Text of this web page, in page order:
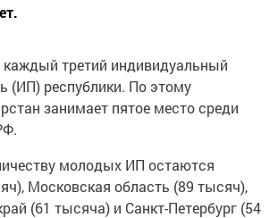
каждый третий индивидуальный
(ИП) республики. По этому
занимает пятое место среди
молодых ИП остаются
Московская область (89 тысяч),
(61 тысяча) и Санкт-Петербург (54